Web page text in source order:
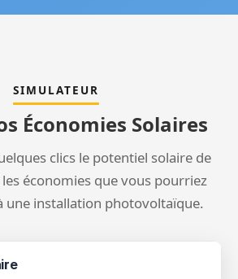
SIMULATEUR
Économies Solaires
clics le potentiel solaire de
économies que vous pourriez
une installation photovoltaïque.